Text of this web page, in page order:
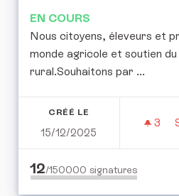
EN COURS
Nous citoyens, éleveurs et
monde agricole et soutien du
rural.Souhaitons par ...
CRÉÉ LE
15/12/2025
3
12/150000 signatures